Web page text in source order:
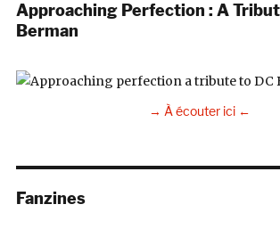
Approaching Perfection : A
Berman
→ À écouter ici ←
Fanzines